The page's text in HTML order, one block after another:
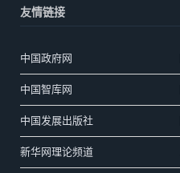
友情链接
中国政府网
中国智库网
中国发展出版社
新华网理论频道